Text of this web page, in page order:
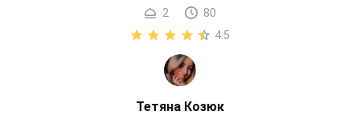
2
80
4.5
Тетяна Козюк